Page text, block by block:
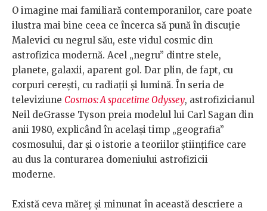
O imagine mai familiară contemporanilor, care poate
ilustra mai bine ceea ce încerca să pună în discuție
Malevici cu negrul său, este vidul cosmic din
astrofizica modernă. Acel „negru” dintre stele,
planete, galaxii, aparent gol. Dar plin, de fapt, cu
corpuri cerești, cu radiații și lumină. În seria de
televiziune Cosmos: A spacetime Odyssey, astrofizicianul
Neil deGrasse Tyson preia modelul lui Carl Sagan din
anii 1980, explicând în același timp „geografia”
cosmosului, dar și o istorie a teoriilor științifice care
au dus la conturarea domeniului astrofizicii
moderne.
Există ceva măreț și minunat în această descriere a